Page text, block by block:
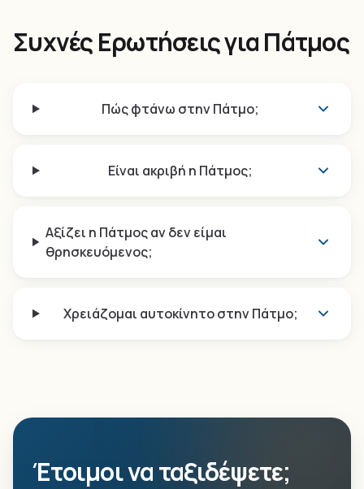
Συχνές Ερωτήσεις για Πάτμος
Πώς φτάνω στην Πάτμο;
Είναι ακριβή η Πάτμος;
Αξίζει η Πάτμος αν δεν είμαι
θρησκευόμενος;
Χρειάζομαι αυτοκίνητο στην Πάτμο;
Έτοιμοι να ταξιδέψετε;